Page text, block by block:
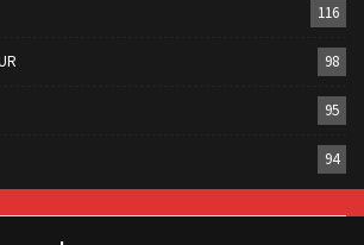
116
98
95
94